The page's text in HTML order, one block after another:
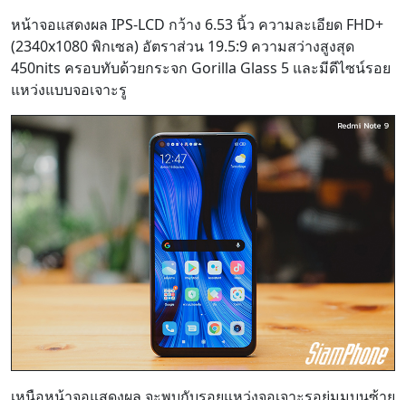
หน้าจอแสดงผล IPS-LCD กว้าง 6.53 นิ้ว ความละเอียด FHD+
(2340x1080 พิกเซล) อัตราส่วน 19.5:9 ความสว่างสูงสุด
450nits ครอบทับด้วยกระจก Gorilla Glass 5 และมีดีไซน์รอย
แหว่งแบบจอเจาะรู